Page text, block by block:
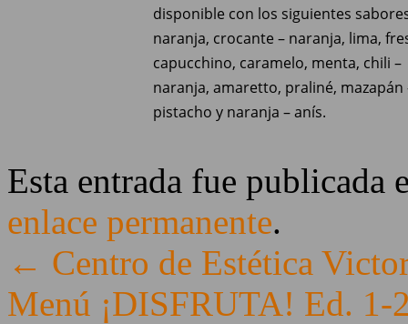
disponible con los siguientes
naranja, crocante – naranja, lima,
capucchino, caramelo, menta, chili –
naranja, amaretto, praliné, mazapán
pistacho y naranja – anís.
Esta entrada fue publicada
enlace permanente.
← Centro de Estética
Menú ¡DISFRUTA! Ed.